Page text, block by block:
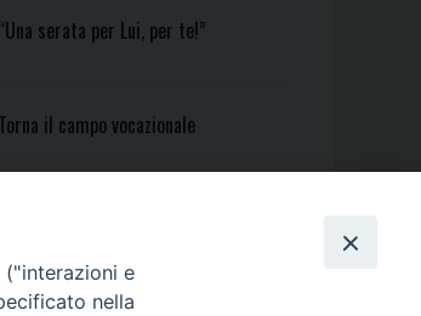
“Una serata per Lui, per te!”
Torna il campo vocazionale
e
nella